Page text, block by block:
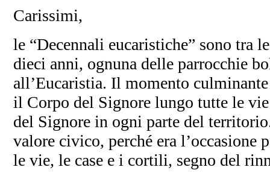
Carissimi,
le “Decennali eucaristiche” sono
dieci anni, ognuna delle parrocchie
all’Eucaristia. Il momento
il Corpo del Signore lungo tutte le
del Signore in ogni parte del
valore civico, perché era l’occasione
le vie, le case e i cortili, segno del